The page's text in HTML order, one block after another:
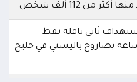
من 112 ألف شخص
ثاني ناقلة نفط
خلال 24 ساعة بصاروخ باليستي في خليج